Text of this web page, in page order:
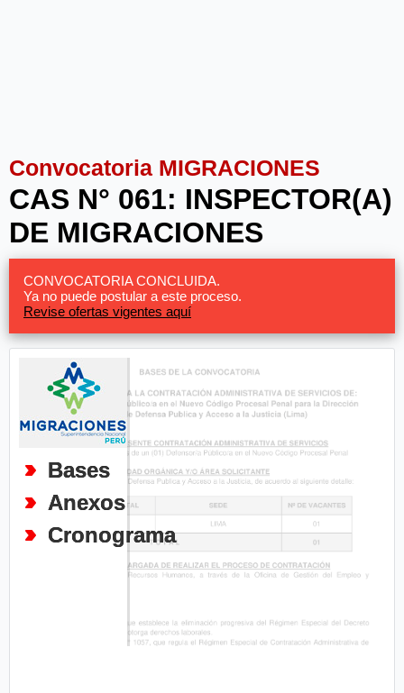
Convocatoria MIGRACIONES
CAS N° 061: INSPECTOR(A)
DE MIGRACIONES
CONVOCATORIA CONCLUIDA.
Ya no puede postular a este proceso.
Revise ofertas vigentes aquí
Bases
Anexos
Cronograma